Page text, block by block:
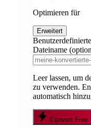
Optimieren für
Erweitert
Dateiname
Leer lassen, um
zu verwenden.
automatisch
Convert Free